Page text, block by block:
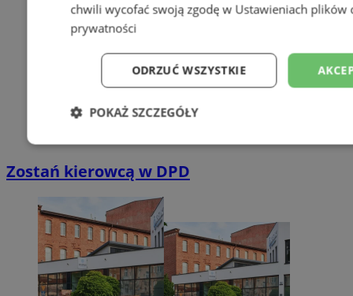
Zostań kierowcą w DPD
chwili wycofać swoją zgodę w Ustawieniach plików
prywatności
ODRZUĆ WSZYSTKIE
POKAŻ SZCZEGÓŁY
Niezbędne Wydajność